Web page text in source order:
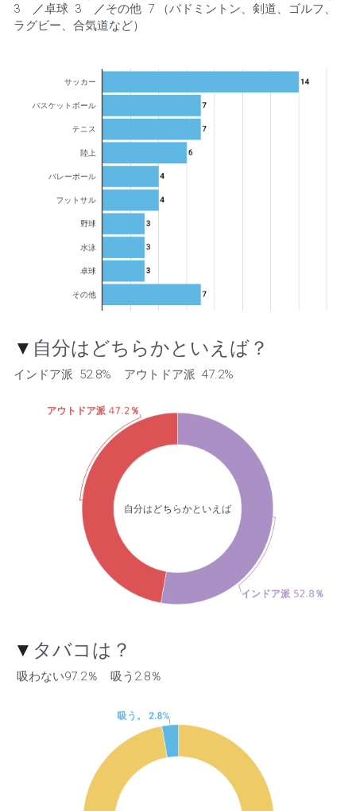
3
／卓球  3 ／その他  7 （バドミントン、剣道、ゴルフ、
ラグビー、合気道など）
▼ 自分はどちらかといえば？
インドア派  52.8%    アウトドア派  47.2%
▼ タバコは？
吸わない97.2％　吸う2.8％